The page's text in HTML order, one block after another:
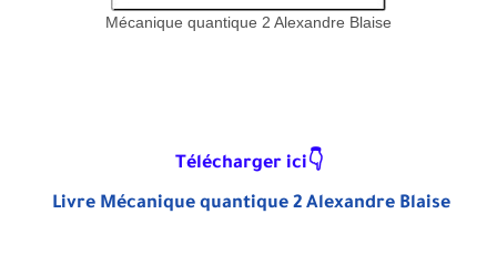
Mécanique quantique 2 Alexandre Blaise
Télécharger ici👇
Livre Mécanique quantique 2 Alexandre Blaise